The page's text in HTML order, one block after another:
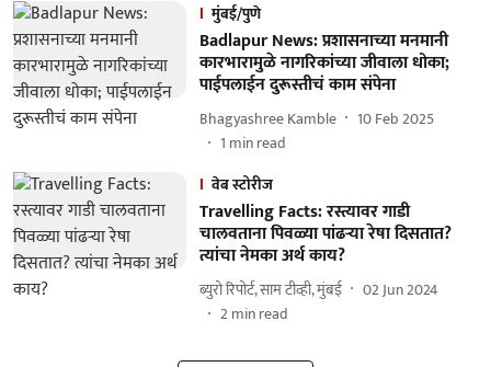
मुंबई/पुणे
Badlapur News: प्रशासनाच्या मनमानी
कारभारामुळे नागरिकांच्या जीवाला धोका;
पाईपलाईन दुरूस्तीचं काम संपेना
Bhagyashree Kamble
10 Feb 2025
1 min read
वेब स्टोरीज
Travelling Facts: रस्त्यावर गाडी
चालवताना पिवळ्या पांढऱ्या रेषा दिसतात?
त्यांचा नेमका अर्थ काय?
ब्युरो रिपोर्ट, साम टीव्ही, मुंबई
02 Jun 2024
2min read